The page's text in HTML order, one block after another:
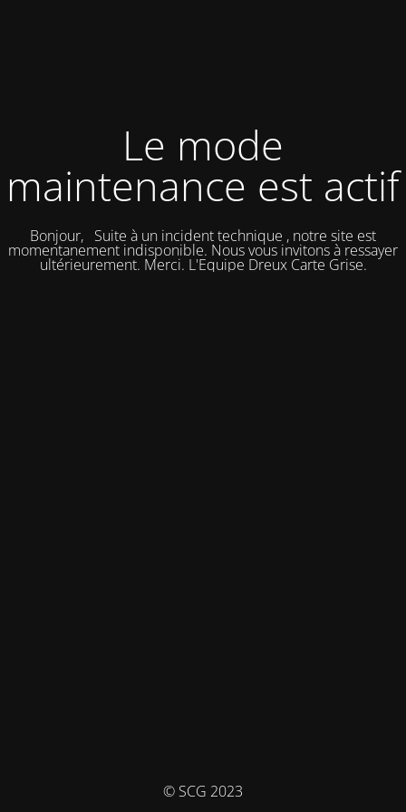
Le mode
maintenance est actif
Bonjour, Suite à un incident technique , notre site est
momentanement indisponible. Nous vous invitons à ressayer
ultérieurement. Merci. L'Equipe Dreux Carte Grise.
© SCG 2023